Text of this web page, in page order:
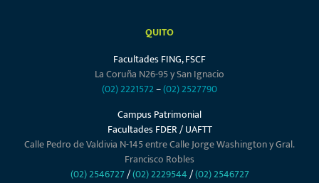
QUITO
Facultades FING, FSCF
La Coruña N26-95 y San Ignacio
(02) 2221572–(02) 2527790
Campus Patrimonial
Facultades FDER / UAFTT
Calle Pedro de Valdivia N-145 entre Calle Jorge Washington y Gral.
Francisco Robles
(02) 2546727/(02) 2229544/(02) 2546727